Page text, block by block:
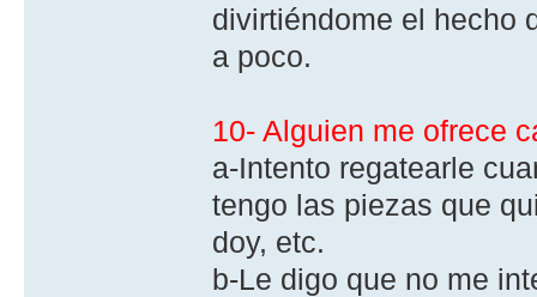
divirtiéndome el hecho
a poco.
10- Alguien me ofrece
a-Intento regatearle
tengo las piezas que
doy, etc.
b-Le digo que no me